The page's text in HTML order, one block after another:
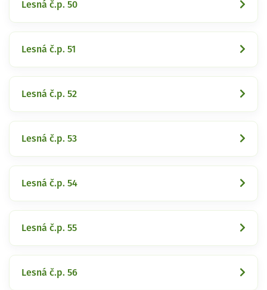
Lesná č.p. 50
Lesná č.p. 51
Lesná č.p. 52
Lesná č.p. 53
Lesná č.p. 54
Lesná č.p. 55
Lesná č.p. 56